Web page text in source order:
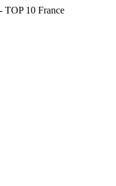
TOP 10 France